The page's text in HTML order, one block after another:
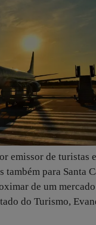
emissor de turistas
também para Santa
de um
do Turismo,